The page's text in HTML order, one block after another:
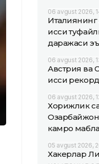
06 avgust 2026,
Италиянинг
иссиқ
даражаси
06 avgust 2026,
Австрия ва
иссиқ
06 avgust 2026,
Хорижлик
камроқ
05 avgust 2026,
Хакерлар